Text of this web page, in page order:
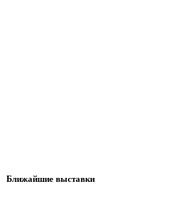
Ближайшие выставки